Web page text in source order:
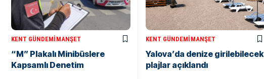
KENT GÜNDEMIMANŞET
“M” Plakalı Minibüslere
Kapsamlı Denetim
KENT GÜNDEMIMANŞET
Yalova’da denize girilebilecek
plajlar açıklandı